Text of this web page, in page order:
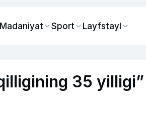
Madaniyat Sport Layfstayl
35 yilligi”